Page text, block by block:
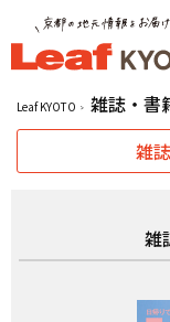
Leaf KYOTO
雑誌・書
雑
雑